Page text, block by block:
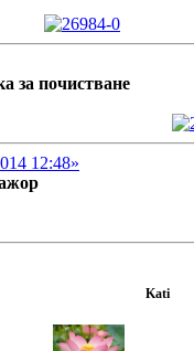
за почистване
12:48»
Kati